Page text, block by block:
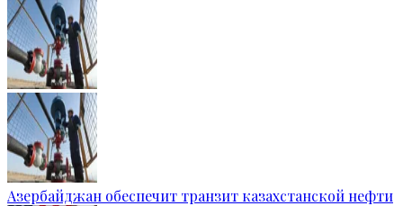
Азербайджан обеспечит транзит казахстанской нефти